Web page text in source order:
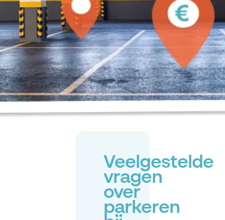
Veelgestelde
vragen
over
parkeren